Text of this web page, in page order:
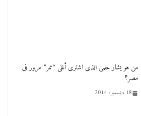
من هو يشار حلمى الذى اشترى أغلى “نمر” مرور فى
مصر؟
18 ديسمبر، 2014